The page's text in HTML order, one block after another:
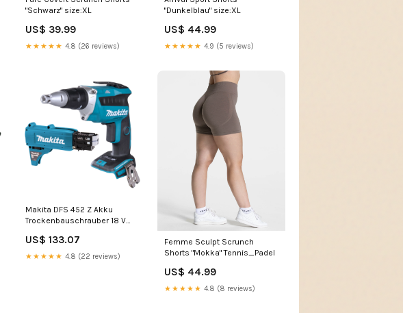
US$ 39.99
★★★★★ 4.8 (26 reviews)
US$ 44.99
★★★★★ 4.9 (5 reviews)
Brushless +
Magazinschrauben Vorsatz -
ohne Akku, ohne Ladegerät
GEFAHRGUT
US$ 133.07
★★★★★4.8 (22 reviews)
Femme Sculpt Scrunch
Shorts "Mokka" Tennis_Padel
US$ 44.99
★★★★★ 4.8 (8 reviews)